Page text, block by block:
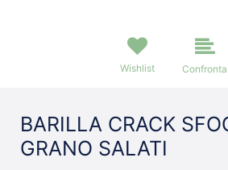
Wishlist Confronta
BARILLA CRACK
GRANO SALATI